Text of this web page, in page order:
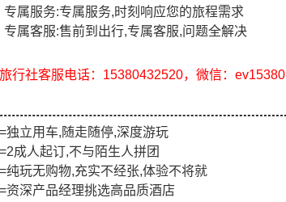
专属服务:专属服务,时刻响应您的旅程需求
专属客服:售前到出行,专属客服,问题全解决
行社客服电话：15380432520，微信：ev15380
独立用车,随走随停,深度游玩
成人起订,不与陌生人拼团
纯玩无购物,充实不经张,体验不将就
资深产品经理挑选高品质酒店